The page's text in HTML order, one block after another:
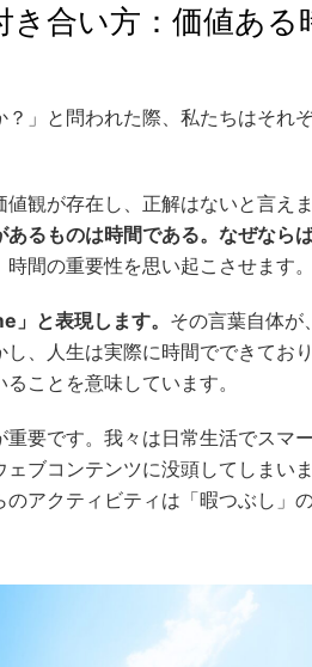
き合い方：価値ある
？」と問われた際、私たちはそれ
観が存在し、正解はないと言え
あるものは時間である。なぜなら
間の重要性を思い起こさせます。
と表現します。 その言葉自体が
、人生は実際に時間でできてお
ことを意味しています。
要です。我々は日常生活でスマ
ブコンテンツに没頭してしまい
アクティビティは「暇つぶし」